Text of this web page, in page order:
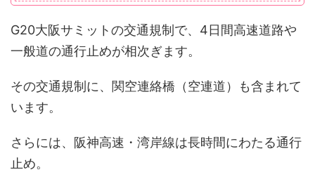
G20大阪サミットの交通規制で、4日間高速道路や
一般道の通行止めが相次ぎます。
その交通規制に、関空連絡橋（空連道）も含まれて
います。
さらには、阪神高速・湾岸線は長時間にわたる通行
止め。